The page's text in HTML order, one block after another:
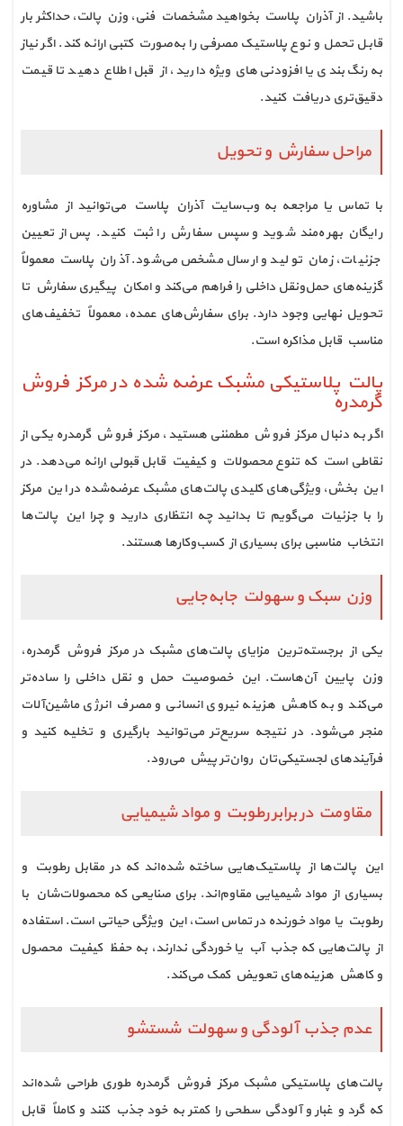
باشید. از آذران پلاست بخواهید مشخصات فنی، وزن پالت، حداکثر بار
قابل تحمل و نوع پلاستیک مصرفی را به‌صورت کتبی ارائه کند. اگر نیاز
به رنگ‌بندی یا افزودنی‌های ویژه دارید، از قبل اطلاع دهید تا قیمت
دقیق‌تری دریافت کنید.
مراحل سفارش و تحویل
با تماس یا مراجعه به وب‌سایت آذران پلاست می‌توانید از مشاوره
رایگان بهره‌مند شوید و سپس سفارش را ثبت کنید. پس از تعیین
جزئیات، زمان تولید و ارسال مشخص می‌شود. آذران پلاست معمولاً
گزینه‌های حمل‌ونقل داخلی را فراهم می‌کند و امکان پیگیری سفارش تا
تحویل نهایی وجود دارد. برای سفارش‌های عمده، معمولاً تخفیف‌های
مناسب قابل مذاکره است.
پالت پلاستیکی مشبک عرضه شده در مرکز فروش
گرمدره
اگر به دنبال مرکز فروش مطمئنی هستید، مرکز فروش گرمدره یکی از
نقاطی است که تنوع محصولات و کیفیت قابل قبولی ارائه می‌دهد. در
این بخش، ویژگی‌های کلیدی پالت‌های مشبک عرضه‌شده در این مرکز
را با جزئیات می‌گویم تا بدانید چه انتظاری دارید و چرا این پالت‌ها
انتخاب مناسبی برای بسیاری از کسب‌وکارها هستند.
وزن سبک و سهولت جابه‌جایی
یکی از برجسته‌ترین مزایای پالت‌های مشبک در مرکز فروش گرمدره،
وزن پایین آن‌هاست. این خصوصیت حمل و نقل داخلی را ساده‌تر
می‌کند و به کاهش هزینه نیروی انسانی و مصرف انرژی ماشین‌آلات
منجر می‌شود. در نتیجه سریع‌تر می‌توانید بارگیری و تخلیه کنید و
فرآیندهای لجستیکی‌تان روان‌تر پیش می‌رود.
مقاومت در برابر رطوبت و مواد شیمیایی
این پالت‌ها از پلاستیک‌هایی ساخته شده‌اند که در مقابل رطوبت و
بسیاری از مواد شیمیایی مقاوم‌اند. برای صنایعی که محصولات‌شان با
رطوبت یا مواد خورنده در تماس است، این ویژگی حیاتی است. استفاده
از پالت‌هایی که جذب آب یا خوردگی ندارند، به حفظ کیفیت محصول
و کاهش هزینه‌های تعویض کمک می‌کند.
عدم جذب آلودگی و سهولت شستشو
پالت‌های پلاستیکی مشبک مرکز فروش گرمدره طوری طراحی شده‌اند
که گرد و غبار و آلودگی سطحی را کمتر به خود جذب کنند و کاملاً قابل